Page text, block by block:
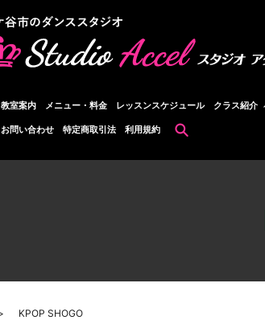
教室案内 メニュー・料金 レッスンスケジュール クラス紹介
お問い合わせ 特定商取引法 利用規約
KPOP SHOGO